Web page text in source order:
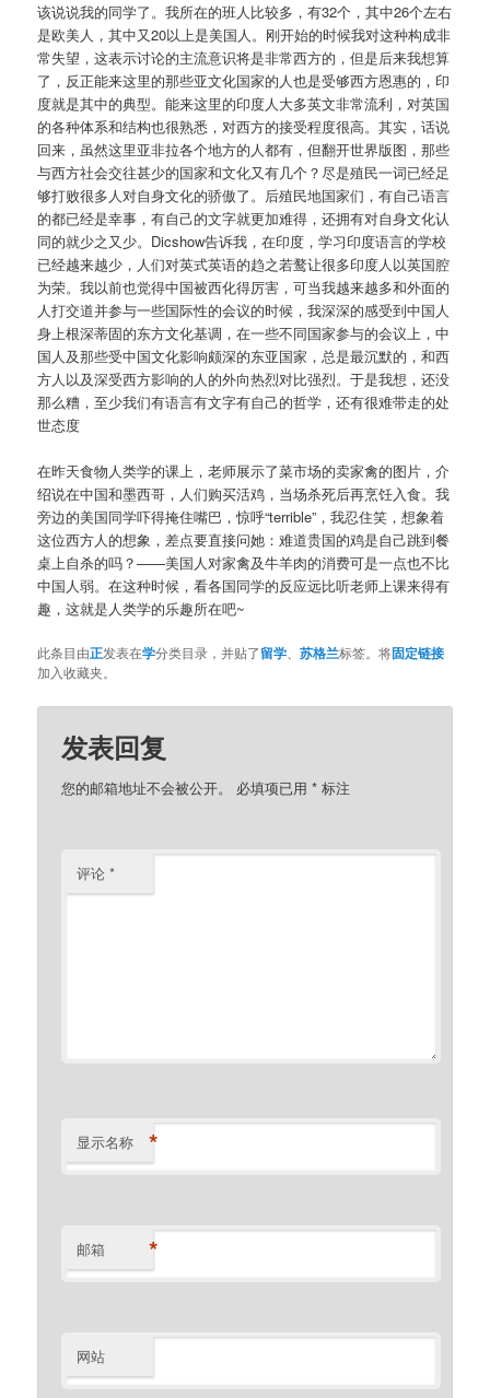
该说说我的同学了。我所在的班人比较多，有32个，其中26个左右
是欧美人，其中又20以上是美国人。刚开始的时候我对这种构成非
常失望，这表示讨论的主流意识将是非常西方的，但是后来我想算
了，反正能来这里的那些亚文化国家的人也是受够西方恩惠的，印
度就是其中的典型。能来这里的印度人大多英文非常流利，对英国
的各种体系和结构也很熟悉，对西方的接受程度很高。其实，话说
回来，虽然这里亚非拉各个地方的人都有，但翻开世界版图，那些
与西方社会交往甚少的国家和文化又有几个？尽是殖民一词已经足
够打败很多人对自身文化的骄傲了。后殖民地国家们，有自己语言
的都已经是幸事，有自己的文字就更加难得，还拥有对自身文化认
同的就少之又少。Dicshow告诉我，在印度，学习印度语言的学校
已经越来越少，人们对英式英语的趋之若鹜让很多印度人以英国腔
为荣。我以前也觉得中国被西化得厉害，可当我越来越多和外面的
人打交道并参与一些国际性的会议的时候，我深深的感受到中国人
身上根深蒂固的东方文化基调，在一些不同国家参与的会议上，中
国人及那些受中国文化影响颇深的东亚国家，总是最沉默的，和西
方人以及深受西方影响的人的外向热烈对比强烈。于是我想，还没
那么糟，至少我们有语言有文字有自己的哲学，还有很难带走的处
世态度
在昨天食物人类学的课上，老师展示了菜市场的卖家禽的图片，介
绍说在中国和墨西哥，人们购买活鸡，当场杀死后再烹饪入食。我
旁边的美国同学吓得掩住嘴巴，惊呼“terrible”，我忍住笑，想象着
这位西方人的想象，差点要直接问她：难道贵国的鸡是自己跳到餐
桌上自杀的吗？——美国人对家禽及牛羊肉的消费可是一点也不比
中国人弱。在这种时候，看各国同学的反应远比听老师上课来得有
趣，这就是人类学的乐趣所在吧~
此条目由正发表在学分类目录，并贴了留学、苏格兰标签。将固定链接
加入收藏夹。
发表回复
您的邮箱地址不会被公开。 必填项已用* 标注
评论*
显示名称 *
邮箱 *
网站